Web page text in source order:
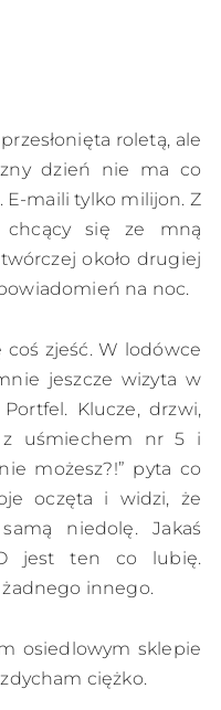
roletą, ale
dzień nie ma co
E-maili tylko milijon. Z
chcący się ze mną
około drugiej
na noc.
coś zjeść. W lodówce
jeszcze wizyta w
Klucze, drzwi,
z uśmiechem nr 5 i
możesz?!” pyta co
oczęta i widzi, że
niedolę. Jakaś
jest ten co lubię.
żadnego innego.
osiedlowym sklepie
ciężko.